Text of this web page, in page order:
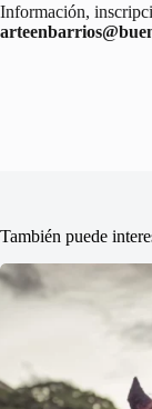
Información,
También puede